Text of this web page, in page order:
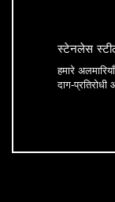
स्टेनलेस स्टील
हमारे
दाग-